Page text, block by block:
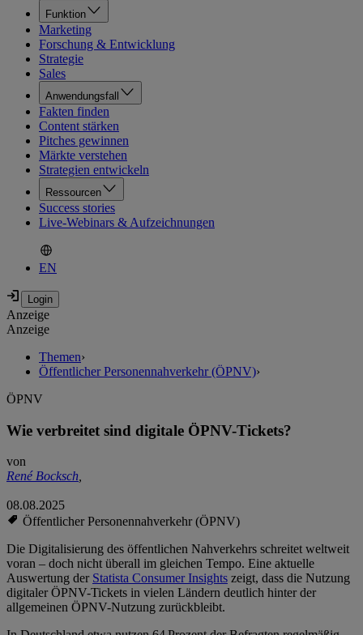
Funktion
Marketing
Forschung & Entwicklung
Strategie
Sales
Anwendungsfall
Fakten finden
Content stärken
Pitches gewinnen
Märkte verstehen
Strategien entwickeln
Ressourcen
Success stories
Live-Webinars & Aufzeichnungen
EN
Anzeige
Anzeige
Themen›
Öffentlicher Personennahverkehr (ÖPNV)›
ÖPNV
Wie verbreitet sind digitale ÖPNV-Tickets?
von
René Bocksch,
08.08.2025
Öffentlicher Personennahverkehr (ÖPNV)
Die Digitalisierung des öffentlichen Nahverkehrs schreitet weltweit
voran – doch nicht überall im gleichen Tempo. Eine aktuelle
Auswertung der Statista Consumer Insights zeigt, dass die Nutzung
digitaler ÖPNV-Tickets in vielen Ländern deutlich hinter der
allgemeinen ÖPNV-Nutzung zurückbleibt.